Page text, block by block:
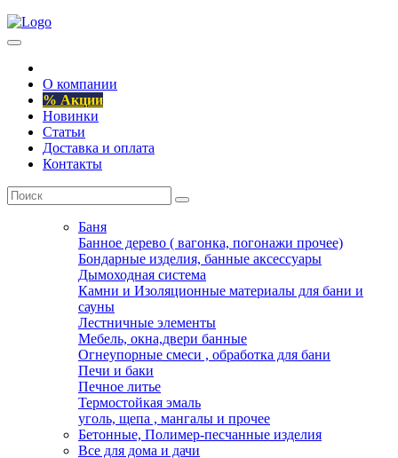
О компании
% Акции
Новинки
Статьи
Доставка и оплата
Контакты
Баня
Банное дерево ( вагонка, погонажи прочее)
Бондарные изделия, банные аксессуары
Дымоходная система
Камни и Изоляционные материалы для бани и
сауны
Лестничные элементы
Мебель, окна,двери банные
Огнеупорные смеси , обработка для бани
Печи и баки
Печное литье
Термостойкая эмаль
уголь, щепа , мангалы и прочее
Бетонные, Полимер-песчанные изделия
Все для дома и дачи